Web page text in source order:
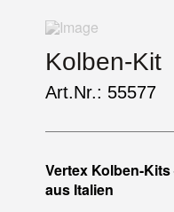
Kolben-Kit
Art.Nr.: 55577
Vertex Kolben-
aus Italien